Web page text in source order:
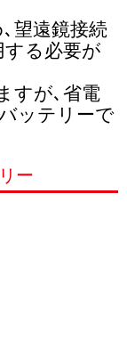
望遠鏡接続
る必要が
すが､省電
ッテリーで
ー